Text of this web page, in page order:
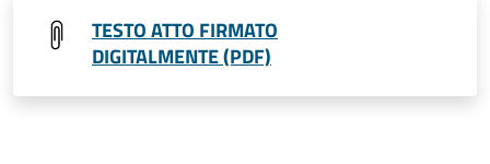
TESTO ATTO FIRMATO
DIGITALMENTE (PDF)